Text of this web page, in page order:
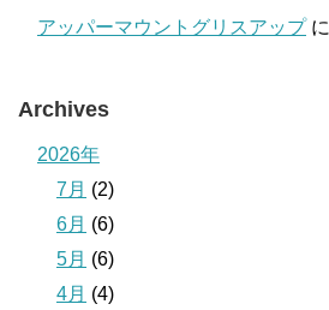
アッパーマウントグリスアップに
Archives
2026年
7月 (2)
6月 (6)
5月 (6)
4月 (4)